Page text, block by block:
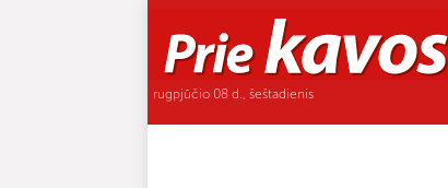
rugpjūčio 08 d., šeštadienis